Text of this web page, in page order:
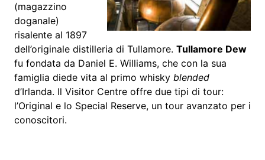
(magazzino
doganale)
risalente al 1897
dell’originale distilleria di Tullamore. Tullamore Dew
fu fondata da Daniel E. Williams, che con la sua
famiglia diede vita al primo whiskyblended
d’Irlanda. Il Visitor Centre offre due tipi di tour:
l’Original e lo Special Reserve, un tour avanzato per i
conoscitori.